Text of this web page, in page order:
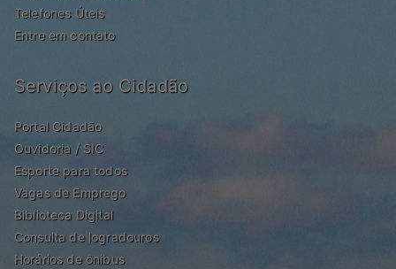
Telefones Úteis
Entre em contato
Serviços ao Cidadão
Portal Cidadão
Ouvidoria / SIC
Esporte para todos
Vagas de Emprego
Biblioteca Digital
Consulta de logradouros
Horários de ônibus